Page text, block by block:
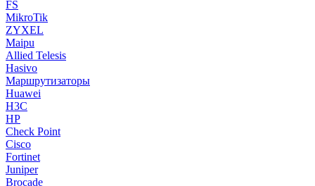
FS
MikroTik
ZYXEL
Maipu
Allied Telesis
Hasivo
Маршрутизаторы
Huawei
H3C
HP
Check Point
Cisco
Fortinet
Juniper
Brocade